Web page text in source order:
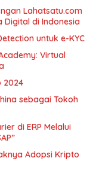
Lahatsatu.com
Digital di Indonesia
untuk e-KYC
Virtual
2024
sebagai Tokoh
di ERP Melalui
Adopsi Kripto